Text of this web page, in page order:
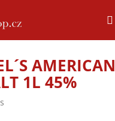
AMERICAN
1L 45%